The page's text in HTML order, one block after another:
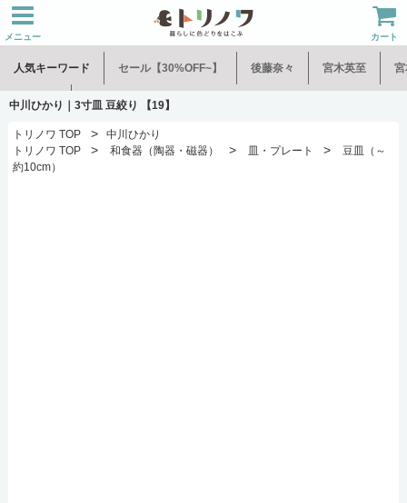
メニュー カート
人気キーワード セール【30%OFF~】 後藤奈々 宮木英至 宮
水谷和音 児玉修治
中川ひかり｜3寸皿 豆絞り 【19】
トリノワ TOP >
中川ひかり
トリノワ TOP
> 和食器（陶器・磁器） > 皿・プレート >
豆皿（～
約10cm）